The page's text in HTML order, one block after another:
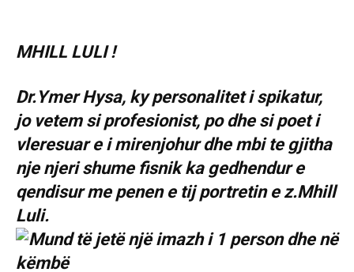
MHILL LULI !
Dr.Ymer Hysa, ky personalitet i spikatur,
jo vetem si profesionist, po dhe si poet i
vleresuar e i mirenjohur dhe mbi te gjitha
nje njeri shume fisnik ka gedhendur e
qendisur me penen e tij portretin e z.Mhill
Luli.